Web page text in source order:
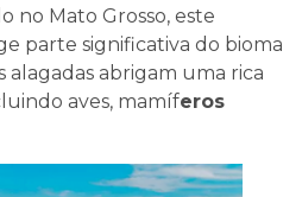
no Mato Grosso, este
parte significativa do bioma
alagadas abrigam uma rica
aves, mamíferos